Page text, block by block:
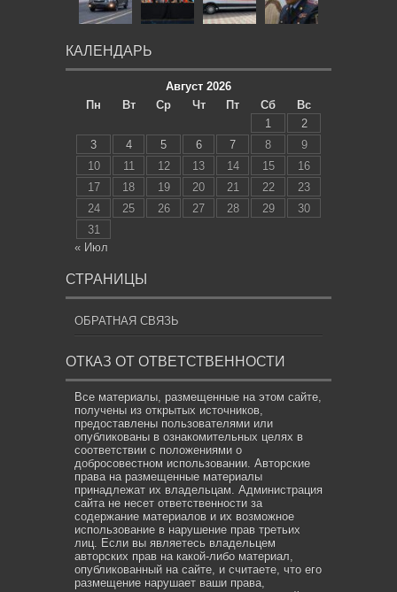
КАЛЕНДАРЬ
Август 2026
Пн
Вт Ср Чт Пт Сб
Вс
1
2
3
4 5 6 7 8
9
10
11 12 13 14 15
16
17
18 19 20 21 22
23
24
25 26 27 28 29
30
31
« Июл
СТРАНИЦЫ
ОБРАТНАЯ СВЯЗЬ
ОТКАЗ ОТ ОТВЕТСТВЕННОСТИ
Все материалы, размещенные на этом сайте,
получены из открытых источников,
предоставлены пользователями или
опубликованы в ознакомительных целях в
соответствии с положениями о
добросовестном использовании. Авторские
права на размещенные материалы
принадлежат их владельцам. Администрация
сайта не несет ответственности за
содержание материалов и их возможное
использование в нарушение прав третьих
лиц. Если вы являетесь владельцем
авторских прав на какой-либо материал,
опубликованный на сайте, и считаете, что его
размещение нарушает ваши права,